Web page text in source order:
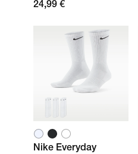
24,99 €
Nike Everyday